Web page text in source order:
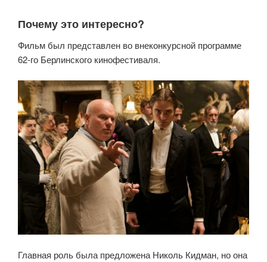
Почему это интересно?
Фильм был представлен во внеконкурсной программе
62-го Берлинского кинофестиваля.
Главная роль была предложена Николь Кидман, но она